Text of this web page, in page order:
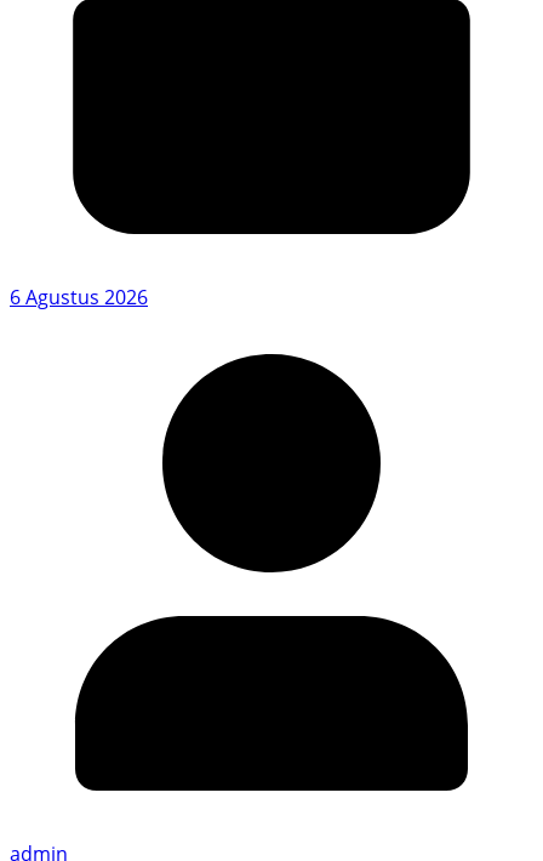
6 Agustus 2026
admin